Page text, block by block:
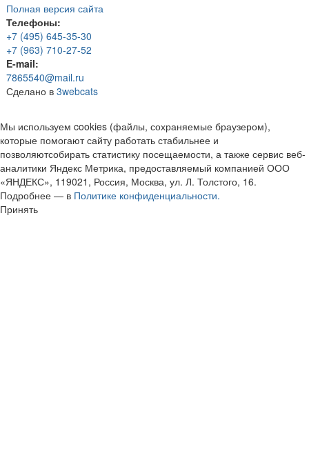
Полная версия сайта
Телефоны:
+7 (495) 645-35-30
+7 (963) 710-27-52
E-mail:
7865540@mail.ru
Сделано в 3webcats
Мы используем cookies (файлы, сохраняемые браузером),
которые помогают сайту работать стабильнее и
позволяютсобирать статистику посещаемости, а также сервис веб-
аналитики Яндекс Метрика, предоставляемый компанией ООО
«ЯНДЕКС», 119021, Россия, Москва, ул. Л. Толстого, 16.
Подробнее — в Политике конфиденциальности.
Принять